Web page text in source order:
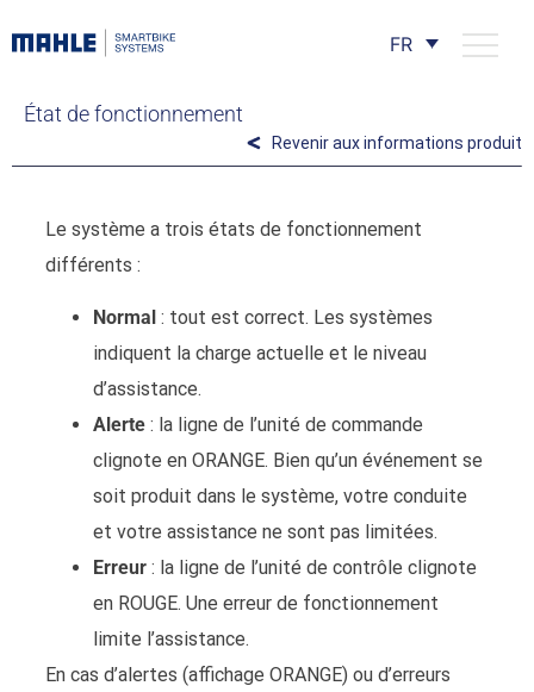
FR
État de fonctionnement
Revenir aux informations produit
Le système a trois états de fonctionnement
différents :
Normal : tout est correct. Les systèmes
indiquent la charge actuelle et le niveau
d’assistance.
Alerte : la ligne de l’unité de commande
clignote en ORANGE. Bien qu’un événement se
soit produit dans le système, votre conduite
et votre assistance ne sont pas limitées.
Erreur : la ligne de l’unité de contrôle clignote
en ROUGE. Une erreur de fonctionnement
limite l’assistance.
En cas d’alertes (affichage ORANGE) ou d’erreurs